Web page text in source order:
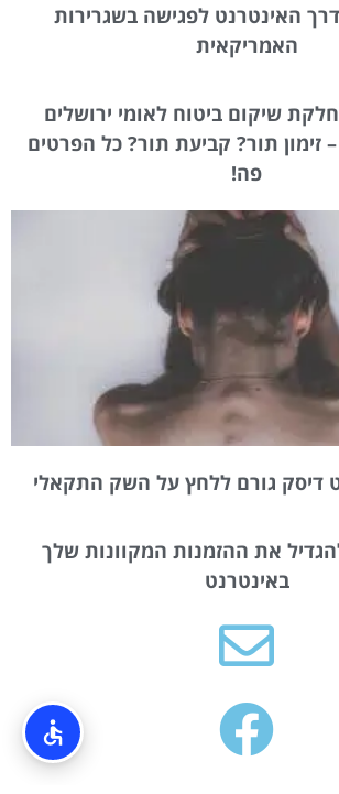
האינטרנט לפגישה בשגרירות
האמריקאית
שיקום ביטוח לאומי ירושלים
– זימון תור? קביעת תור? כל הפרטים
פה!
דיסק גורם ללחץ על השק התקאלי
את ההזמנות המקוונות שלך
באינטרנט